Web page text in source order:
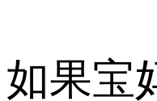
如果宝